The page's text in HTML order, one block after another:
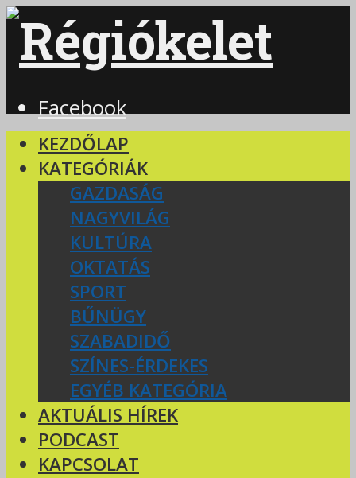
Facebook
KEZDŐLAP
KATEGÓRIÁK
GAZDASÁG
NAGYVILÁG
KULTÚRA
OKTATÁS
SPORT
BŰNÜGY
SZABADIDŐ
SZÍNES-ÉRDEKES
EGYÉB KATEGÓRIA
AKTUÁLIS HÍREK
PODCAST
KAPCSOLAT